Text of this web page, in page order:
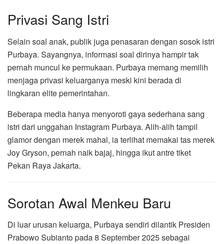
Privasi Sang Istri
Selain soal anak, publik juga penasaran dengan sosok istri
Purbaya. Sayangnya, informasi soal dirinya hampir tak
pernah muncul ke permukaan. Purbaya memang memilih
menjaga privasi keluarganya meski kini berada di
lingkaran elite pemerintahan.
Beberapa media hanya menyoroti gaya sederhana sang
istri dari unggahan Instagram Purbaya. Alih-alih tampil
glamor dengan merek mahal, ia terlihat memakai tas merek
Joy Gryson, pernah naik bajaj, hingga ikut antre tiket
Pekan Raya Jakarta.
Sorotan Awal Menkeu Baru
Di luar urusan keluarga, Purbaya sendiri dilantik Presiden
Prabowo Subianto pada 8 September 2025 sebagai